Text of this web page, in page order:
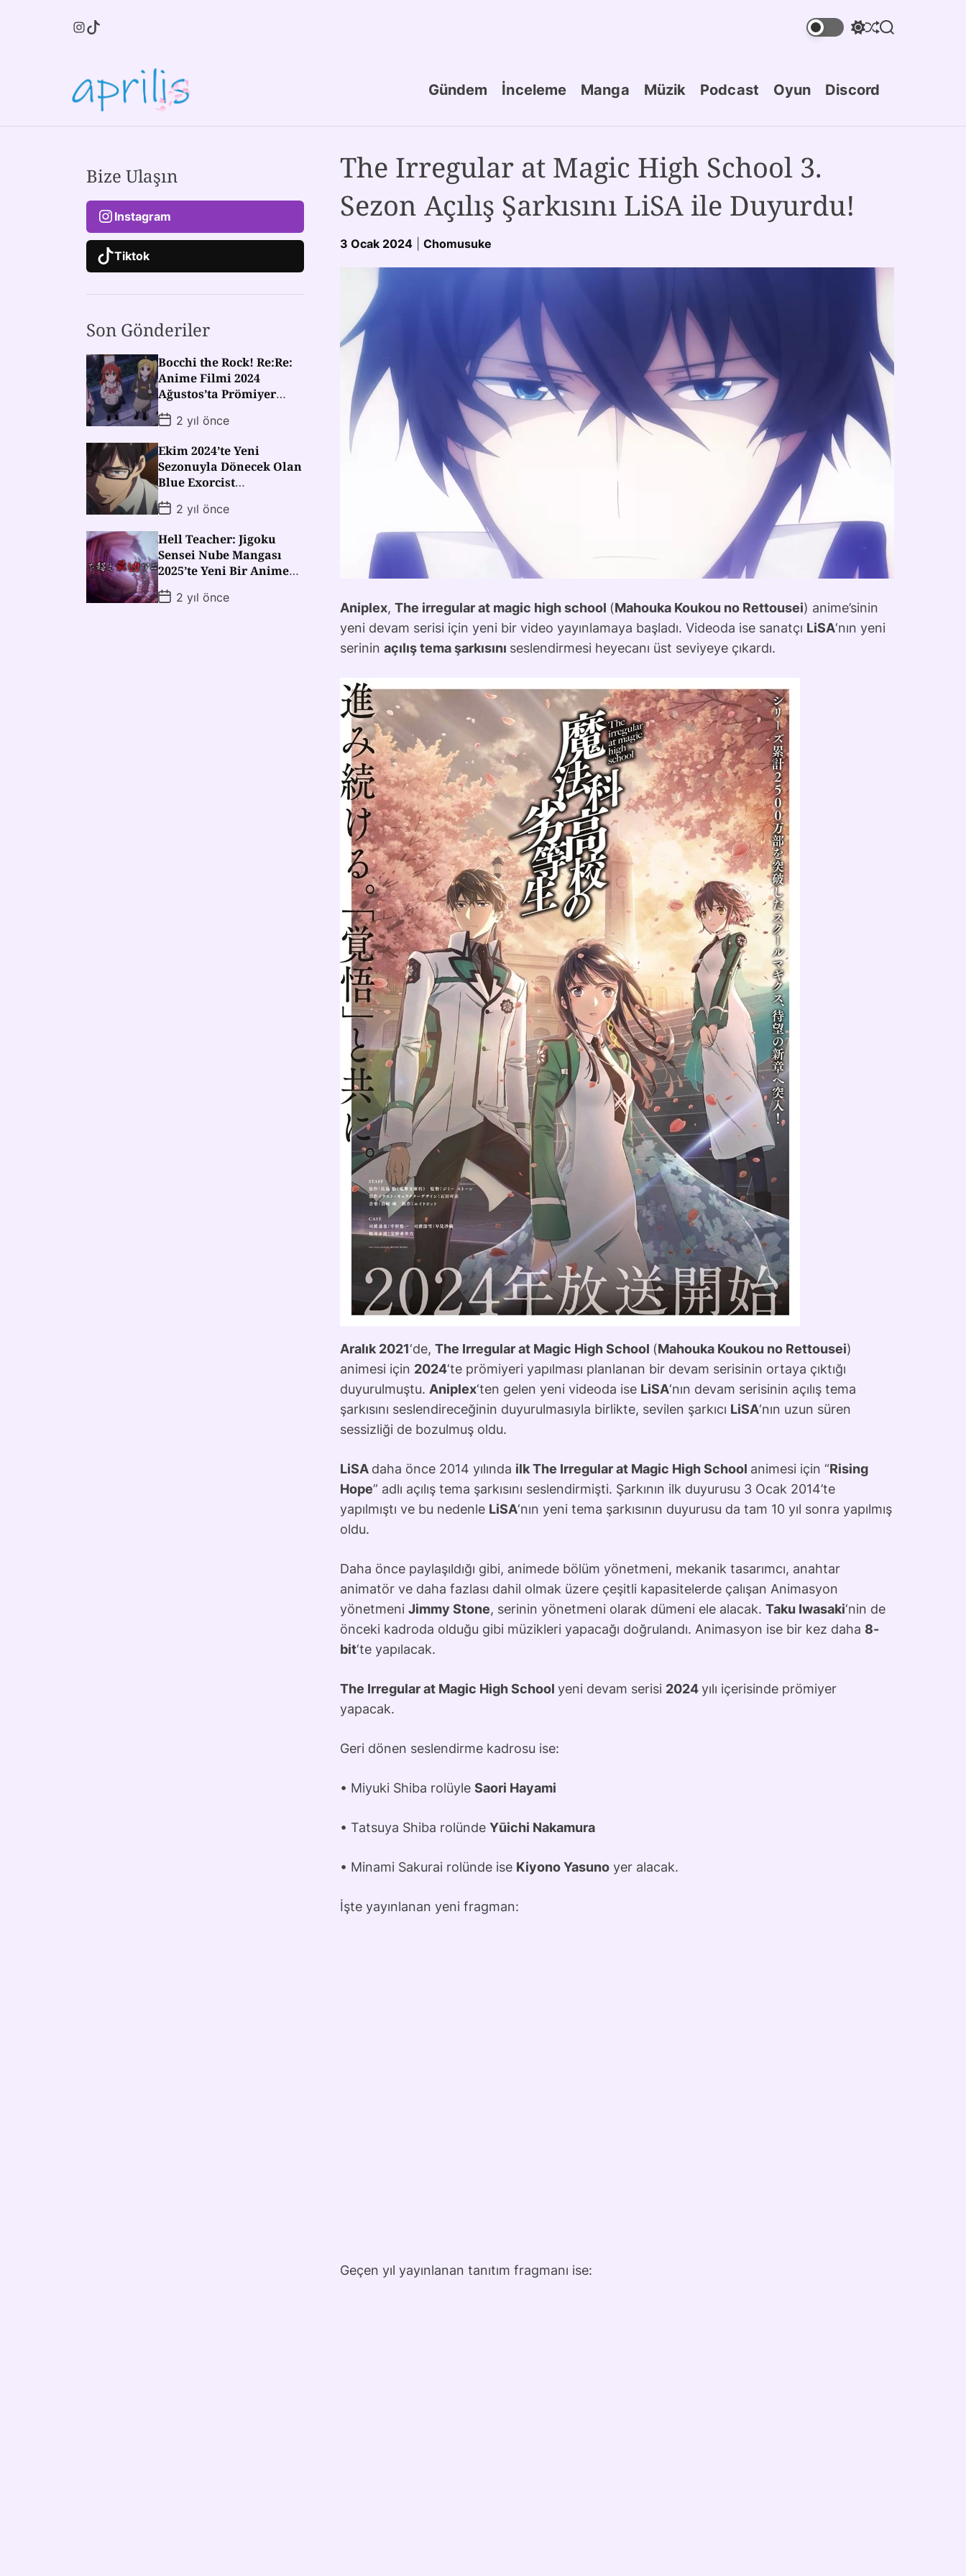
Gündem İnceleme Manga Müzik Podcast Oyun Discord
The Irregular at Magic High School 3.
Sezon Açılış Şarkısını LiSA ile Duyurdu!
3 Ocak 2024 |Chomusuke
Aniplex,The irregular at magic high school (Mahouka Koukou no Rettousei) anime’sinin
yeni devam serisi için yeni bir video yayınlamaya başladı. Videoda ise sanatçı LiSA‘nın yeni
serininaçılış tema şarkısını seslendirmesi heyecanı üst seviyeye çıkardı.
Aralık 2021‘de,The Irregular at Magic High School (Mahouka Koukou no Rettousei)
animesi için 2024‘te prömiyeri yapılması planlanan bir devam serisinin ortaya çıktığı
duyurulmuştu. Aniplex‘ten gelen yeni videoda ise LiSA‘nın devam serisinin açılış tema
şarkısını seslendireceğinin duyurulmasıyla birlikte, sevilen şarkıcı LiSA‘nın uzun süren
sessizliği de bozulmuş oldu.
LiSA daha önce 2014 yılında ilk The Irregular at Magic High School animesi için “Rising
Hope” adlı açılış tema şarkısını seslendirmişti. Şarkının ilk duyurusu 3 Ocak 2014’te
yapılmıştı ve bu nedenle LiSA‘nın yeni tema şarkısının duyurusu da tam 10 yıl sonra yapılmış
oldu.
Daha önce paylaşıldığı gibi, animede bölüm yönetmeni, mekanik tasarımcı, anahtar
animatör ve daha fazlası dahil olmak üzere çeşitli kapasitelerde çalışan Animasyon
yönetmeniJimmy Stone, serinin yönetmeni olarak dümeni ele alacak.Taku Iwasaki‘nin de
önceki kadroda olduğu gibi müzikleri yapacağı doğrulandı. Animasyon ise bir kez daha 8-
bit‘te yapılacak.
The Irregular at Magic High Schoolyeni devam serisi 2024yılı içerisinde prömiyer
yapacak.
Geri dönen seslendirme kadrosu ise:
• Miyuki Shiba rolüyleSaori Hayami
• Tatsuya Shiba rolündeYūichi Nakamura
• Minami Sakurai rolünde ise Kiyono Yasuno yer alacak.
İşte yayınlanan yeni fragman:
Geçen yıl yayınlanan tanıtım fragmanı ise:
Bize Ulaşın
Instagram
Tiktok
Son Gönderiler
Bocchi the Rock! Re:Re:
Anime Filmi 2024
Ağustos’ta Prömiyer
Yapacak!
2 yıl önce
Ekim 2024’te Yeni
Sezonuyla Dönecek Olan
Blue Exorcist
Animesinden Yeni
Fragman!
2 yıl önce
Hell Teacher: Jigoku
Sensei Nube Mangası
2025’te Yeni Bir Anime
Sezonuyla Dönüyor!
2 yıl önce